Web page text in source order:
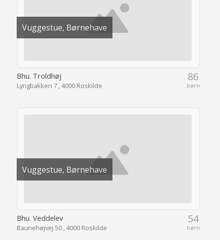
Vuggestue, Børnehave
86
børn
Bhu. Troldhøj
Lyngbakken 7 , 4000 Roskilde
Vuggestue, Børnehave
54
børn
Bhu. Veddelev
Baunehøjvej 50 , 4000 Roskilde